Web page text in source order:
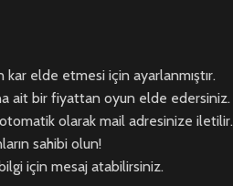
elde etmesi için ayarlanmıştır.
ait bir fiyattan oyun elde edersiniz.
olarak mail adresinize iletilir.
sahibi olun!
için mesaj atabilirsiniz.